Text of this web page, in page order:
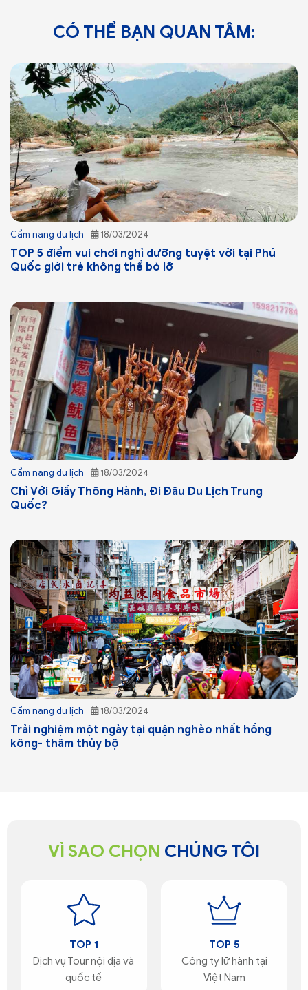
CÓ THỂ BẠN QUAN TÂM:
Cẩm nang du lịch 18/03/2024
TOP 5 điểm vui chơi nghỉ dưỡng tuyệt vời tại Phú
Quốc giới trẻ không thể bỏ lỡ
Cẩm nang du lịch 18/03/2024
Chỉ Với Giấy Thông Hành, Đi Đâu Du Lịch Trung
Quốc?
Cẩm nang du lịch 18/03/2024
Trải nghiệm một ngày tại quận nghèo nhất hồng
kông- thâm thủy bộ
VÌ SAO CHỌN CHÚNG TÔI
TOP 1
Dịch vụ Tour nội địa và
quốc tế
TOP 5
Công ty lữ hành tại
Việt Nam